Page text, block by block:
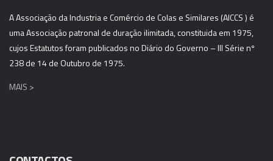
A Associação da Industria e Comércio de Colas e Similares (AICCS ) é
uma Associação patronal de duração ilimitada, constituida em 1975,
cujos Estatutos foram publicados no Diário do Governo – III Série nº
238 de 14 de Outubro de 1975.
MAIS >